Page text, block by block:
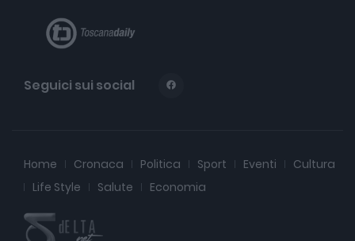
Seguici sui social
Home Cronaca Politica Sport Eventi
Cultura
Life Style
Salute Economia